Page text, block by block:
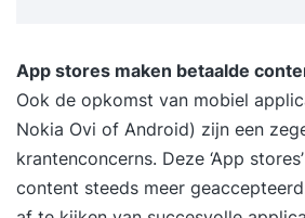
App stores maken betaalde
Ook de opkomst van mobiel
Nokia Ovi of Android) zijn een
krantenconcerns. Deze ‘App
content steeds meer